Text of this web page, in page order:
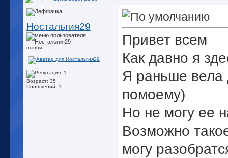
Ностальгия29
ньюби
Возраст: 35
Сообщений: 1
Привет всем
Как давно я
Я раньше вела
помоему)
Но не могу ее
Возможно
могу